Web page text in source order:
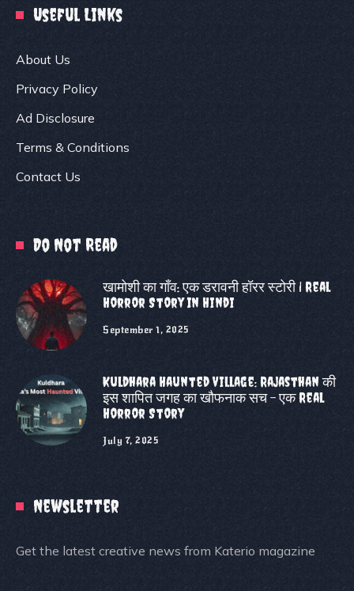
Useful Links
About Us
Privacy Policy
Ad Disclosure
Terms & Conditions
Contact Us
Do Not Read
खामोशी का गाँव: एक डरावनी हॉरर स्टोरी | Real
Horror Story In Hindi
September 1, 2025
Kuldhara Haunted Village: Rajasthan की
इस शापित जगह का खौफनाक सच – एक Real
Horror Story
July 7, 2025
Newsletter
Get the latest creative news from Katerio magazine